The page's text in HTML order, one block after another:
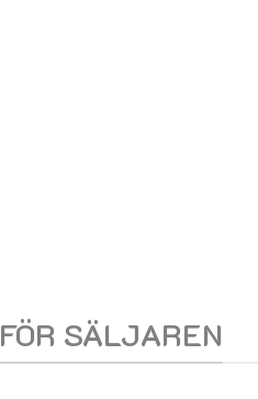
FÖR SÄLJAREN